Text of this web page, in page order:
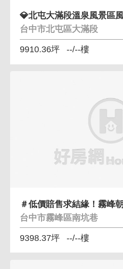
台中市北屯區大滿段
9910.36坪 --/--樓
台中市霧峰區南坑巷
9398.37坪 --/--樓